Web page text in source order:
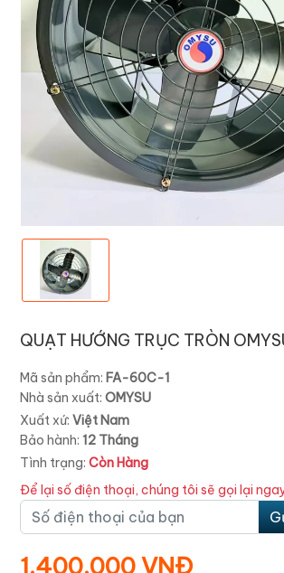
QUẠT HƯỚNG TRỤC TRÒN
Mã sản phẩm: FA-60C-1
Nhà sản xuất: OMYSU
Xuất xứ: Việt Nam
Bảo hành: 12 Tháng
Tình trạng: Còn Hàng
Để lại số điện thoại, chúng tôi sẽ gọi lại
1,400,000 VNĐ